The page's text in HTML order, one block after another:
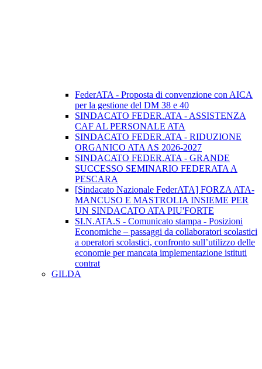
FederATA - Proposta di convenzione con AICA
per la gestione del DM 38 e 40
SINDACATO FEDER.ATA - ASSISTENZA
CAF AL PERSONALE ATA
SINDACATO FEDER.ATA - RIDUZIONE
ORGANICO ATA AS 2026-2027
SINDACATO FEDER.ATA - GRANDE
SUCCESSO SEMINARIO FEDERATA A
PESCARA
[Sindacato Nazionale FederATA] FORZA ATA-
MANCUSO E MASTROLIA INSIEME PER
UN SINDACATO ATA PIU'FORTE
SI.N.ATA.S - Comunicato stampa - Posizioni
Economiche – passaggi da collaboratori scolastici
a operatori scolastici, confronto sull’utilizzo delle
economie per mancata implementazione istituti
contrat
GILDA